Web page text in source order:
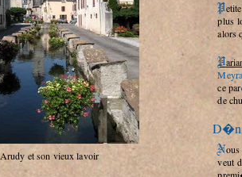
Arudy et son vieux lavoir
plus
alors
ce
de
Nous sommes � 310 m d'altitude au d�part d'Asson. Lorsque nous arrivons � sainte Colonne nous sommes � 540 m ce qui
veut